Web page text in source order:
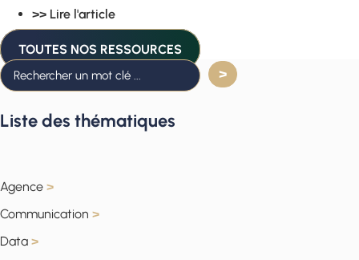
>> Lire l'article
TOUTES NOS RESSOURCES
Liste des thématiques
Agence >
Communication >
Data >